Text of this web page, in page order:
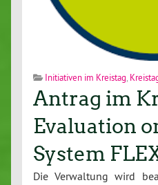
Initiativen im Kreistag,
Antrag im
Evaluation
System
Die Ver­wal­tung wird